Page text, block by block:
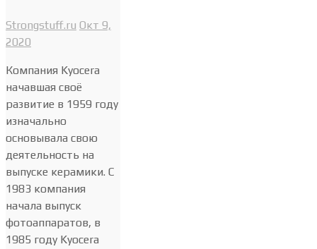
Strongstuff.ru Окт 9,
2020
Компания Kyocera
начавшая своё
развитие в 1959 году
изначально
основывала свою
деятельность на
выпуске керамики. С
1983 компания
начала выпуск
фотоаппаратов, в
1985 году Kyocera